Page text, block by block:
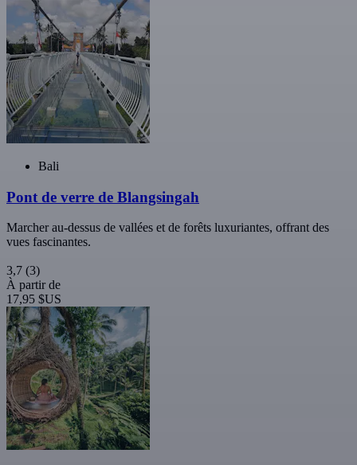
Bali
Pont de verre de Blangsingah
Marcher au-dessus de vallées et de forêts luxuriantes, offrant des
vues fascinantes.
3,7 (3)
À partir de
17,95 $US